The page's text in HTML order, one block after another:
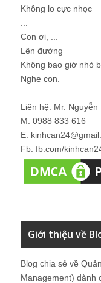
Không lo cực nhọc
Con ơi, ...
Lên đường
Không bao giờ nhỏ
Nghe con.
Liên hệ: Mr.
M: 0988 833 616
E:
Fb: fb.com/
Giới thiệu về
Blog chia sẻ về
Management) dành